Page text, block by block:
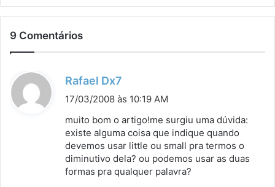
9 Comentários
Rafael Dx7
i
s
e
:
17/03/2008 às 10:19 AM
muito bom o artigo!me surgiu uma dúvida:
existe alguma coisa que indique quando
devemos usar little ou small pra termos o
diminutivo dela? ou podemos usar as duas
formas pra qualquer palavra?